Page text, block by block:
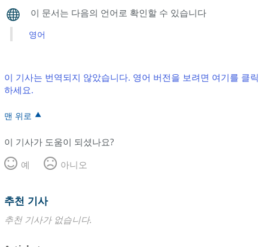
영어
이 기사는 번역되지 않았습니다. 영어 버전을 보려면 여기를 클릭
하세요.
맨 위로
이 기사가 도움이 되셨나요?
예
아니오
추천 기사
추천 기사가 없습니다.